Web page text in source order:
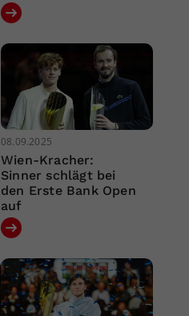
08.09.2025
Wien-Kracher:
Sinner schlägt bei
den Erste Bank Open
auf